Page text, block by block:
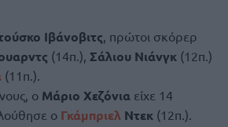
Ιβάνοβιτς , πρώτοι σκόρερ
(14π.), Σάλιου Νιάνγκ (12π.)
(11π.).
ο Μάριο Χεζόνια είχε 14
ο Γκάμπριελ Ντεκ (12π.).